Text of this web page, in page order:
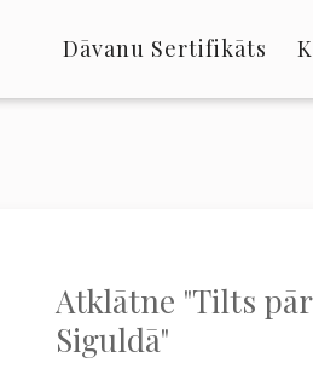
Dāvanu Sertifikāts
Atklātne "Tilts
Siguldā"